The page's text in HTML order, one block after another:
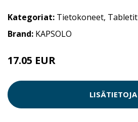
Kategoriat: Tietokoneet, Tabletit
Brand: KAPSOLO
17.05 EUR
LISÄTIETOJA